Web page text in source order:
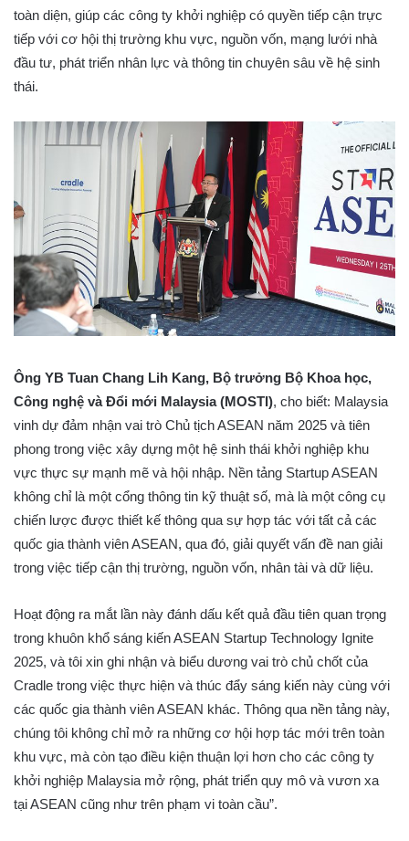
toàn diện, giúp các công ty khởi nghiệp có quyền tiếp cận trực
tiếp với cơ hội thị trường khu vực, nguồn vốn, mạng lưới nhà
đầu tư, phát triển nhân lực và thông tin chuyên sâu về hệ sinh
thái.
Ông YB Tuan Chang Lih Kang, Bộ trưởng Bộ Khoa học,
Công nghệ và Đổi mới Malaysia (MOSTI), cho biết: Malaysia
vinh dự đảm nhận vai trò Chủ tịch ASEAN năm 2025 và tiên
phong trong việc xây dựng một hệ sinh thái khởi nghiệp khu
vực thực sự mạnh mẽ và hội nhập. Nền tảng Startup ASEAN
không chỉ là một cổng thông tin kỹ thuật số, mà là một công cụ
chiến lược được thiết kế thông qua sự hợp tác với tất cả các
quốc gia thành viên ASEAN, qua đó, giải quyết vấn đề nan giải
trong việc tiếp cận thị trường, nguồn vốn, nhân tài và dữ liệu.
Hoạt động ra mắt lần này đánh dấu kết quả đầu tiên quan trọng
trong khuôn khổ sáng kiến ASEAN Startup Technology Ignite
2025, và tôi xin ghi nhận và biểu dương vai trò chủ chốt của
Cradle trong việc thực hiện và thúc đẩy sáng kiến này cùng với
các quốc gia thành viên ASEAN khác. Thông qua nền tảng này,
chúng tôi không chỉ mở ra những cơ hội hợp tác mới trên toàn
khu vực, mà còn tạo điều kiện thuận lợi hơn cho các công ty
khởi nghiệp Malaysia mở rộng, phát triển quy mô và vươn xa
tại ASEAN cũng như trên phạm vi toàn cầu”.